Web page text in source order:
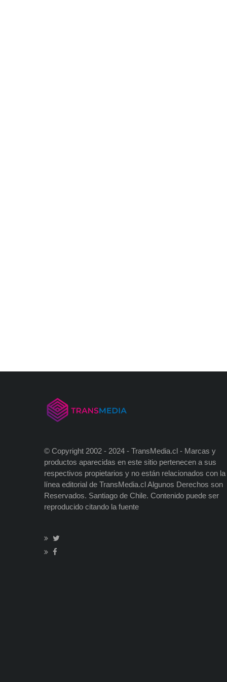
© Copyright 2002 - 2024 - TransMedia.cl - Marcas y
productos aparecidas en este sitio pertenecen a sus
respectivos propietarios y no están relacionados con la
línea editorial de TransMedia.cl Algunos Derechos son
Reservados. Santiago de Chile. Contenido puede ser
reproducido citando la fuente